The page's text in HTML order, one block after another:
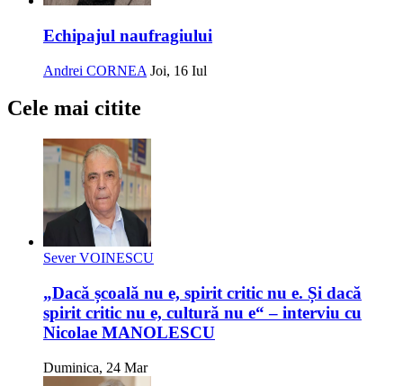
Echipajul naufragiului
Andrei CORNEA Joi, 16 Iul
Cele mai citite
Sever VOINESCU
„Dacă școală nu e, spirit critic nu e. Și dacă
spirit critic nu e, cultură nu e“ – interviu cu
Nicolae MANOLESCU
Duminica, 24 Mar